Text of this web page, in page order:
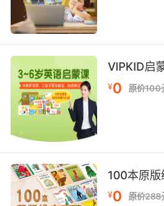
"To sow the wind
whirlwind"（《旧约·鸿篇》
现代谚语，警示因果关系的
of change"最初描述1960年代
泛指任何社会变革。水手
down the hatches"（封舱防
引申为应对危机的准备动作
语中存在大量风向相关习
out of one's sails"（挫伤积
术语，而"like the wind"既形
捉摸性，这种一词多义现象考
解能力。
VIPKID启
¥0 原价100
100本原版
¥0 原价288